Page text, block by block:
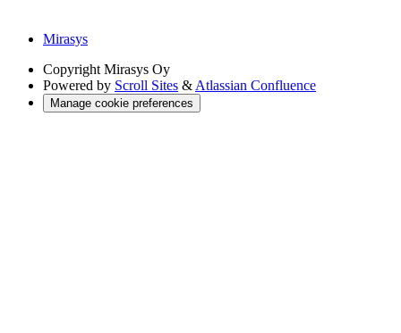
Mirasys
Copyright Mirasys Oy
Powered by Scroll Sites & Atlassian Confluence
Manage cookie preferences